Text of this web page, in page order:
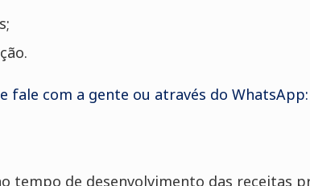
e fale com a gente ou através do WhatsApp:
tempo de desenvolvimento das receitas